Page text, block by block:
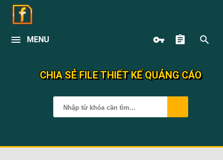
MENU
CHIA SẺ FILE THIẾT KẾ QUẢNG CÁO